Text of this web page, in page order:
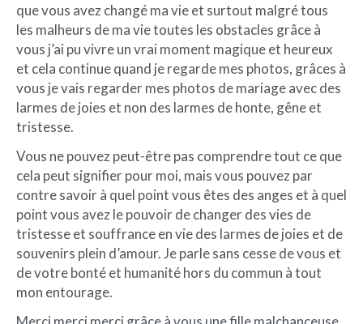
que vous avez changé ma vie et surtout malgré tous
les malheurs de ma vie toutes les obstacles grâce à
vous j’ai pu vivre un vrai moment magique et heureux
et cela continue quand je regarde mes photos, grâces à
vous je vais regarder mes photos de mariage avec des
larmes de joies et non des larmes de honte, gêne et
tristesse.
Vous ne pouvez peut-être pas comprendre tout ce que
cela peut signifier pour moi, mais vous pouvez par
contre savoir à quel point vous êtes des anges et à quel
point vous avez le pouvoir de changer des vies de
tristesse et souffrance en vie des larmes de joies et de
souvenirs plein d’amour. Je parle sans cesse de vous et
de votre bonté et humanité hors du commun à tout
mon entourage.